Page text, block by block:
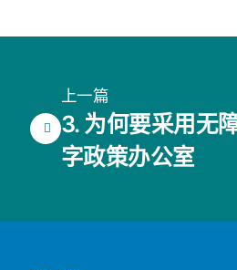
上一篇
3. 为何要采用无
字政策办公室